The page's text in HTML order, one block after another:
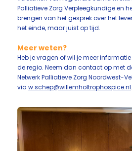
Palliatieve Zorg Verpleegkundige en
brengen van het gesprek over het
het einde, maar juist op tijd.
Meer weten?
Heb je vragen of wil je meer
de regio. Neem dan contact op met
Netwerk Palliatieve Zorg Noordwest-
via w.schep@willemholtrophospice.nl.